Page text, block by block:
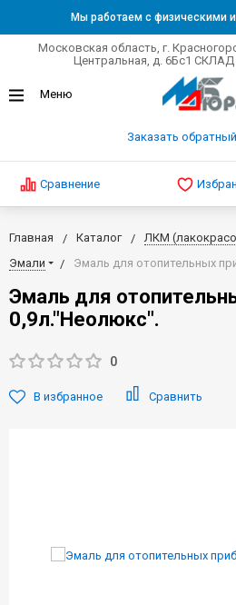
Мы работаем с физическими
Московская область, г.
Центральная, д. 6Бс1 СКЛАД
Заказать
Сравнение
Главная Каталог
ЛКМ
Эмали
Эмаль для отопительных
Эмаль для
0,9л."Неолюкс".
0
В избранное Сравнить